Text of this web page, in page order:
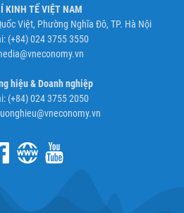
KINH TẾ VIỆT NAM
Việt, Phường Nghĩa Đô, TP. Hà Nội
(+84) 024 3755 3550
hiệu & Doanh nghiệp
(+84) 024 3755 2050